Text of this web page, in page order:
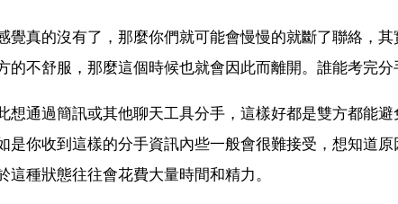
覺真的沒有了，那麼你們就可能會慢慢的就斷了聯絡，
的不舒服，那麼這個時候也就會因此而離開。誰能考完分
想通過簡訊或其他聊天工具分手，這樣好都是雙方都能
是你收到這樣的分手資訊內些一般會很難接受，想知道
這種狀態往往會花費大量時間和精力。